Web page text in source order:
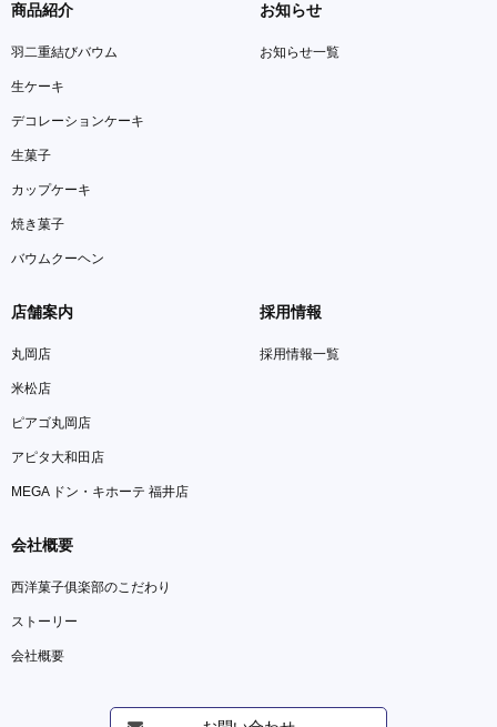
商品紹介
羽二重結びバウム
生ケーキ
デコレーションケーキ
生菓子
カップケーキ
焼き菓子
バウムクーヘン
お知らせ
お知らせ一覧
店舗案内
丸岡店
米松店
ピアゴ丸岡店
アピタ大和田店
MEGA ドン・キホーテ 福井店
採用情報
採用情報一覧
会社概要
西洋菓子俱楽部のこだわり
ストーリー
会社概要